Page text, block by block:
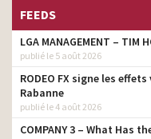
FEEDS
LGA MANAGEMENT – TIM
publié le 5 août 2026
RODEO FX signe les
Rabanne
publié le 4 août 2026
COMPANY 3 – What Has